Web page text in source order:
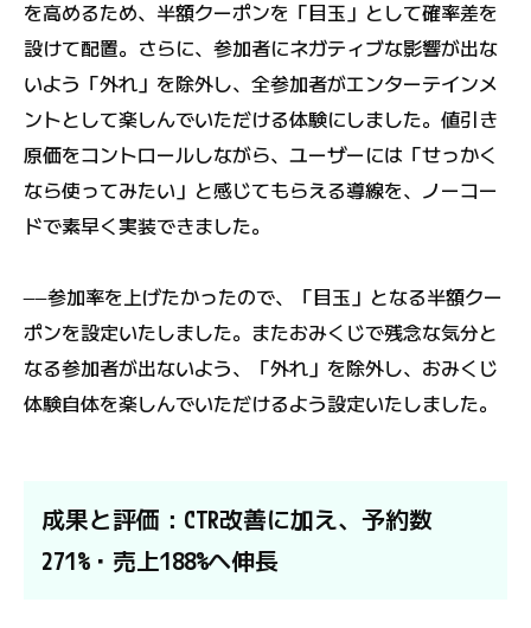
を高めるため、半額クーポンを「目玉」として確率差を
設けて配置。さらに、参加者にネガティブな影響が出な
いよう「外れ」を除外し、全参加者がエンターテインメ
ントとして楽しんでいただける体験にしました。値引き
原価をコントロールしながら、ユーザーには「せっかく
なら使ってみたい」と感じてもらえる導線を、ノーコー
ドで素早く実装できました。
――参加率を上げたかったので、「目玉」となる半額クー
ポンを設定いたしました。またおみくじで残念な気分と
なる参加者が出ないよう、「外れ」を除外し、おみくじ
体験自体を楽しんでいただけるよう設定いたしました。
成果と評価：CTR改善に加え、予約数
271%・売上188%へ伸長